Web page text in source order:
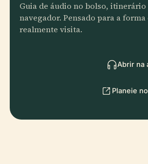
Guia de áudio no bolso, itinerário
navegador. Pensado para a
realmente visita.
Abrir na
Planeie